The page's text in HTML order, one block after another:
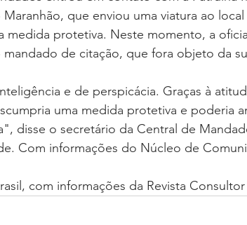
que enviou uma viatura ao
medida protetiva. Neste momento, a
de citação, que fora objeto da
e de perspicácia. Graças à
uma medida protetiva e poderia
disse o secretário da Central de
Com informações do Núcleo de
com informações da Revista